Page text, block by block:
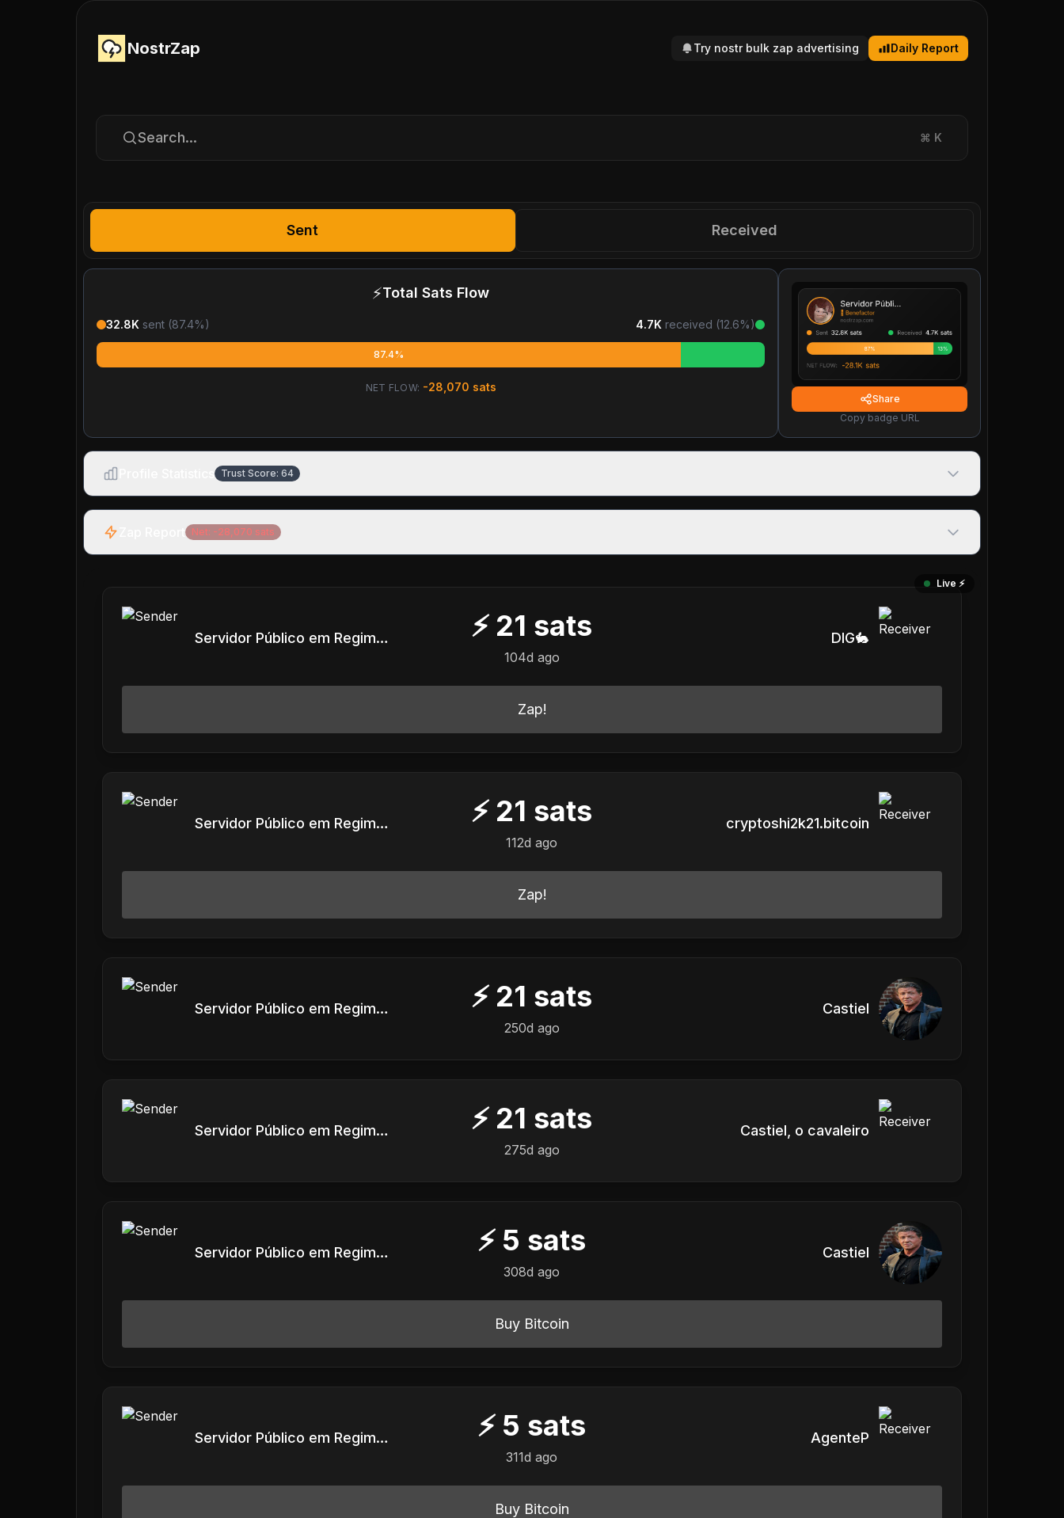
NostrZap Try nostr bulk zap advertising Daily Report
Search... ⌘ K
Sent Received
⚡Total Sats Flow
32.8K sent (87.4%) 4.7K received (12.6%)
87.4%
NET FLOW: -28,070 sats
Share
Copy badge URL
Trust Score: 64
Net: -28,070 sats
Live ⚡️
Servidor Público em Regime CLT do Ancapistão ⚡ 21 sats
104d ago
DIG🐇
Zap!
Servidor Público em Regime CLT do Ancapistão ⚡ 21 sats
112d ago
cryptoshi2k21.bitcoin
Zap!
Servidor Público em Regime CLT do Ancapistão ⚡ 21 sats
250d ago
Castiel
Servidor Público em Regime CLT do Ancapistão ⚡ 21 sats
275d ago
Castiel, o cavaleiro
Servidor Público em Regime CLT do Ancapistão ⚡ 5 sats
308d ago
Castiel
Buy Bitcoin
Servidor Público em Regime CLT do Ancapistão ⚡ 5 sats
311d ago
AgenteP
Buy Bitcoin